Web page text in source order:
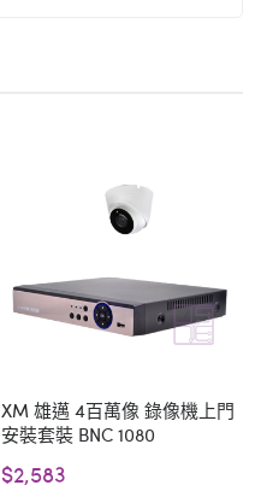
XM 雄邁 4百萬像 錄像機上門
安裝套裝 BNC 1080
$2,583